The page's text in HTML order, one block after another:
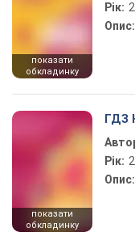
показати
обкладинку
Рік:
Опис:
показати
обкладинку
ГДЗ
Рік:
Опис: